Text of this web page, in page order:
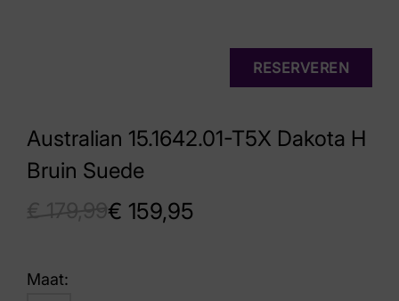
Australian 15.1642.01-T5X Dakota H
Bruin Suede
€ 159,95
RESERVEREN
Maat: